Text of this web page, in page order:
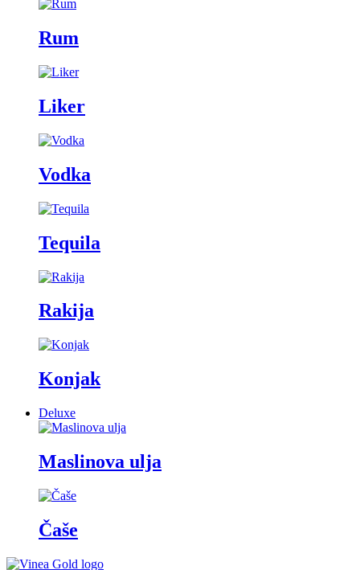
Rum
Liker
Vodka
Tequila
Rakija
Konjak
Deluxe
Maslinova ulja
Čaše